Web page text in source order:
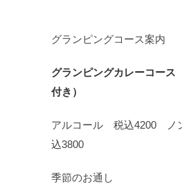
グランピングコース案内
グランピングカレーコース
付き）
アルコール 税込4200 ノ
込3800
季節のお通し